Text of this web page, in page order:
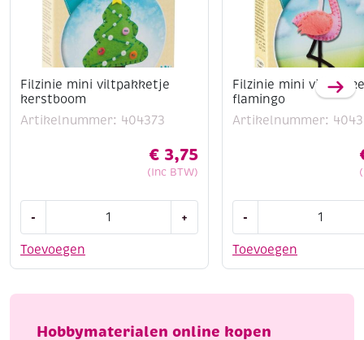
Filzinie mini viltpakketje
kerstboom
Artikelnummer: 404373
€ 3,75
(Inc BTW)
Toevoegen
-
viltpakketje
+
Filzinie mini
flamingo
Artikelnummer:
Toevoegen
-
viltpakketje,
Hobbymaterialen online kopen